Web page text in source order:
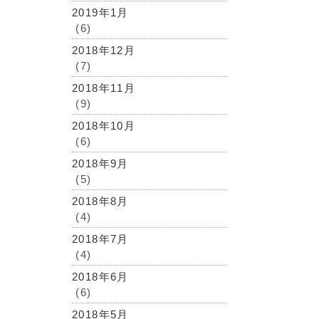
2019年1月
(6)
2018年12月
(7)
2018年11月
(9)
2018年10月
(6)
2018年9月
(5)
2018年8月
(4)
2018年7月
(4)
2018年6月
(6)
2018年5月